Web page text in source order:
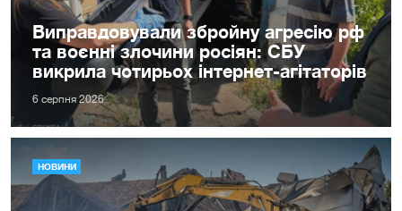
Виправдовували збройну агресію рф
та воєнні злочини росіян: СБУ
викрила чотирьох інтернет-агітаторів
6 серпня 2026
НОВИНИ